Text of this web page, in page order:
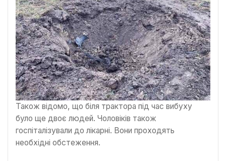
Також відомо, що біля трактора під час вибуху
було ще двоє людей. Чоловіків також
госпіталізували до лікарні. Вони проходять
необхідні обстеження.